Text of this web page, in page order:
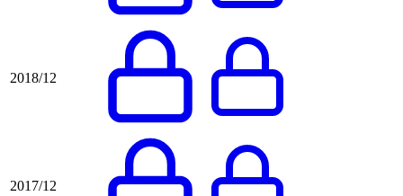
2018/12
2017/12